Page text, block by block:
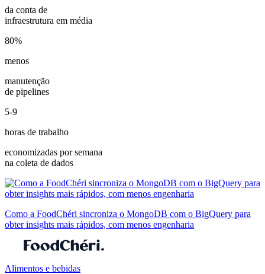
da conta de
infraestrutura em média
80%
menos
manutenção
de pipelines
5-9
horas de trabalho
economizadas por semana
na coleta de dados
Como a FoodChéri sincroniza o MongoDB com o BigQuery para
obter insights mais rápidos, com menos engenharia
Alimentos e bebidas